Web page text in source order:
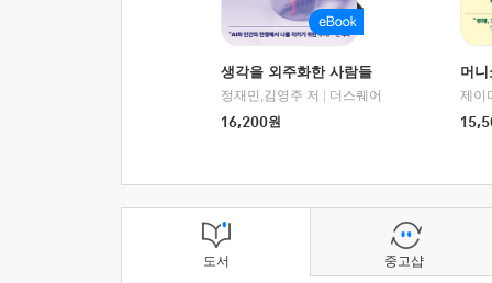
생각을 외주화한 사람들
정재민,김영주 저
더스퀘어
16,200원
머
도서 중고샵